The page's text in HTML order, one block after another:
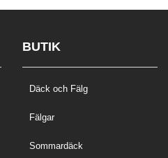
BUTIK
Däck och Fälg
Fälgar
Sommardäck